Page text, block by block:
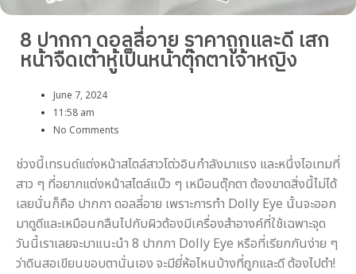
8 ปากกา ดอลลี่อาย ราคาถูกและดี เสก
หน้าจืดเต้าหู้เป็นหน้าตุ๊กตาเจ้าหญิง
June 7, 2024
11:58 am
No Comments
ช่วงนี้เทรนด์แต่งหน้าสไตล์สาวโต่วอินกำลังมาแรง และหนึ่งไอเทมที่
สาว ๆ ที่อยากแต่งหน้าสไตล์แบ๊ว ๆ เหมือนตุ๊กตา ต้องขาดสิ่งนี้ไม่ได้
เลยนั่นก็คือ ปากกา ดอลลี่อาย เพราะการทำ Dolly Eye นั้นจะออก
มาดูดีและเหมือนกลืนไปกับผิวต้องมีเครื่องสำอางค์ที่ใช้เฉพาะจุด
วันนี้เราเลยจะมาแนะนำ 8 ปากกา Dolly Eye หรือที่เรียกกันง่าย ๆ
ว่าดินสอเขียนขอบตานั่นเอง จะมียี่ห้อไหนบ้างที่ถูกและดี ต้องไปตำ!